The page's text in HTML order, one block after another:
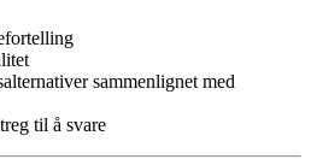
sammenlignet med
til å svare